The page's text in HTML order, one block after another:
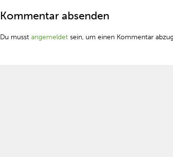
Kommentar absenden
Du musstangemeldet sein, um einen Kommentar